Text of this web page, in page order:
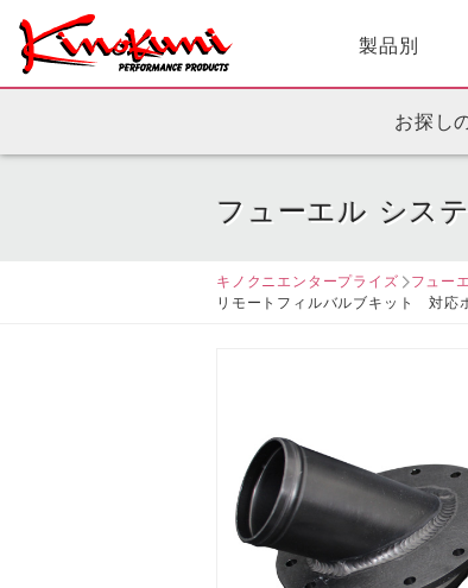
製品別
お探し
フューエル シス
キノクニエンタープライズ フュー
リモートフィルバルブキット 対応